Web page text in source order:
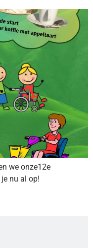
we onze12e
nu al op!